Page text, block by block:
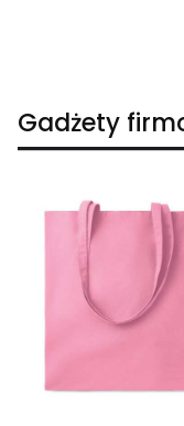
Gadżety